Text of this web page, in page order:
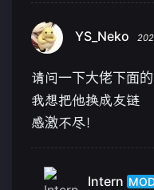
YS_Neko
请问一下大佬下面
我想把他换成友链
感激不尽！
Intern